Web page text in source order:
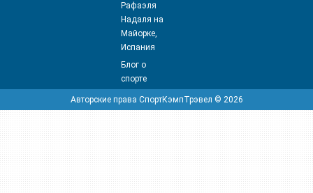
Рафаэля
Надаля на
Майорке,
Испания
Блог о
спорте
Авторские права СпортКэмпТрэвел © 2026